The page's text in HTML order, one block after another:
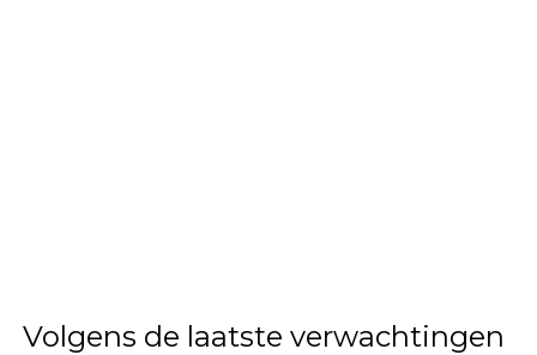
Volgens de laatste verwachtingen